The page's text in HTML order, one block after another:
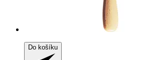
Do košíku